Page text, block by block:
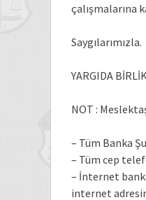
çalışmalarına
Saygılarımızla.
YARGIDA
NOT :
– Tüm Banka
– Tüm cep
– İnternet
internet